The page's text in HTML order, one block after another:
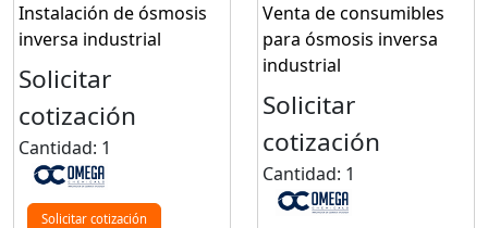
Instalación de ósmosis
inversa industrial
Solicitar
cotización
Cantidad: 1
Solicitar cotización
Venta de consumibles
para ósmosis inversa
industrial
Solicitar
cotización
Cantidad: 1